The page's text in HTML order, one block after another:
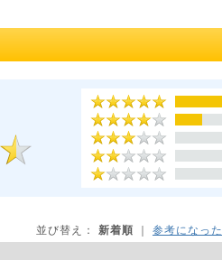
並び替え： 新着順 ｜ 参考になっ